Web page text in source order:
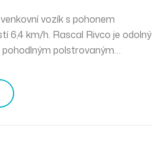
vozík s pohonem
6,4 km/h. Rascal Rivco je odolný
polstrovaným